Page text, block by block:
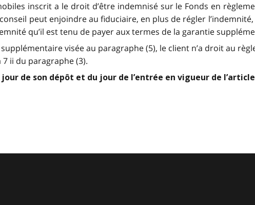
inscrit a le droit d’être indemnisé sur le Fonds en
peut enjoindre au fiduciaire, en plus de régler
qu’il est tenu de payer aux termes de la garantie
visée au paragraphe (5), le client n’a droit au
ii du paragraphe (3).
de son dépôt et du jour de l’entrée en vigueur de l’article